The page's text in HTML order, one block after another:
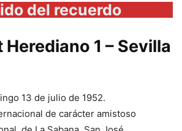
del recuerdo
1 – Sevilla
13 de julio de 1952.
de carácter amistoso